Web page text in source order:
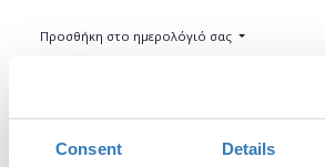
Consent Details
Προσθήκη στο ημερολόγιό σας
Συμμετοχή Η περίοδος εγγραφών